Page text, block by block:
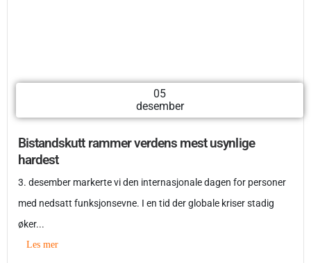
05
desember
Bistandskutt rammer verdens mest usynlige
hardest
3. desember markerte vi den internasjonale dagen for personer
med nedsatt funksjonsevne. I en tid der globale kriser stadig
øker...
Les mer